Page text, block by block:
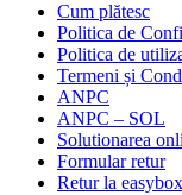
Cum plătesc
Politica de
Politica de
Termeni și
ANPC
ANPC – SOL
Solutionarea
Formular retur
Retur la easybox